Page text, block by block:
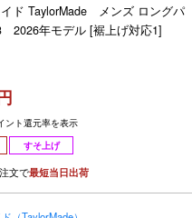
ド TaylorMade メンズ ロングパ
2026年モデル [裾上げ対応1]
ント還元率を表示
すそ上げ
文で最短当日出荷